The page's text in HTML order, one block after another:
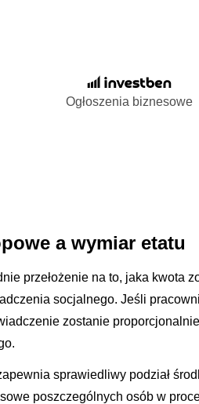
Ogłoszenia biznesowe
a wymiar etatu
przełożenie na to, jaka kwota
socjalnego. Jeśli
zostanie
sprawiedliwy podział
poszczególnych osób w